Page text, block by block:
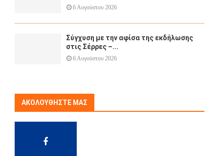
6 Αυγούστου 2026
Σύγχυση με την αφίσα της εκδήλωσης
στις Σέρρες –...
6 Αυγούστου 2026
ΑΚΟΛΟΥΘΉΣΤΕ ΜΑΣ